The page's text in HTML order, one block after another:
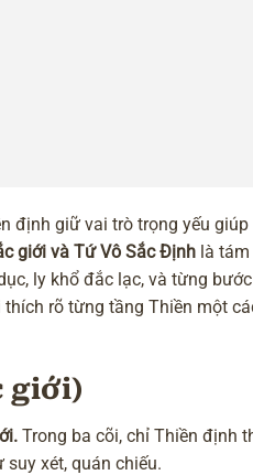
định giữ vai trò trọng yếu
giới và Tứ Vô Sắc Định là
ly khổ đắc lạc, và từng
rõ từng tầng Thiền một
giới)
Trong ba cõi, chỉ Thiền định
suy xét, quán chiếu.